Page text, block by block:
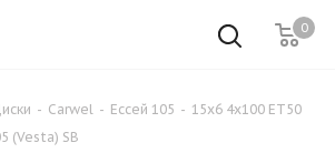
0
- Carwel - Ессей 105 - 15x6 4x100 ET50
(Vesta) SB